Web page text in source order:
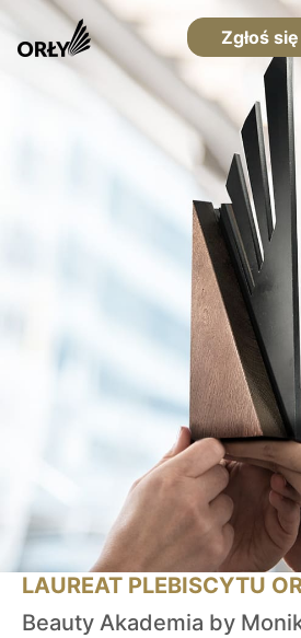
Zgłoś się
LAUREAT PLEBISCYTU
Beauty Akademia by